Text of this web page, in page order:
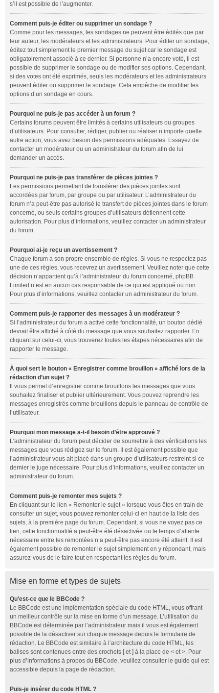
s’il est possible de l’augmenter.
Comment puis-je éditer ou supprimer un sondage ?
Comme pour les messages, les sondages ne peuvent être édités que par
leur auteur, les modérateurs et les administrateurs. Pour éditer un sondage,
éditez tout simplement le premier message du sujet car le sondage est
obligatoirement associé à ce dernier. Si personne n’a encore voté, il est
possible de supprimer le sondage ou de modifier ses options. Cependant,
si des votes ont été exprimés, seuls les modérateurs et les administrateurs
peuvent éditer ou supprimer le sondage. Cela empêche de modifier les
options d’un sondage en cours.
Pourquoi ne puis-je pas accéder à un forum ?
Certains forums peuvent être limités à certains utilisateurs ou groupes
d’utilisateurs. Pour consulter, rédiger, publier ou réaliser n’importe quelle
autre action, vous avez besoin des permissions adéquates. Essayez de
contacter un modérateur ou un administrateur du forum afin de lui
demander un accès.
Pourquoi ne puis-je pas transférer de pièces jointes ?
Les permissions permettant de transférer des pièces jointes sont
accordées par forum, par groupe ou par utilisateur. L’administrateur du
forum n’a peut-être pas autorisé le transfert de pièces jointes dans le forum
concerné, ou seuls certains groupes d’utilisateurs détiennent cette
autorisation. Pour plus d’informations, veuillez contacter un administrateur
du forum.
Pourquoi ai-je reçu un avertissement ?
Chaque forum a son propre ensemble de règles. Si vous ne respectez pas
une de ces règles, vous recevrez un avertissement. Veuillez noter que cette
décision n’appartient qu’à l’administrateur du forum concerné, phpBB
Limited n’est en aucun cas responsable de ce qui est appliqué ou non.
Pour plus d’informations, veuillez contacter un administrateur du forum.
Comment puis-je rapporter des messages à un modérateur ?
Si l’administrateur du forum a activé cette fonctionnalité, un bouton dédié
devrait être affiché à côté du message que vous souhaitez rapporter. En
cliquant sur celui-ci, vous trouverez toutes les étapes nécessaires afin de
rapporter le message.
À quoi sert le bouton « Enregistrer comme brouillon » affiché lors de la
rédaction d’un sujet ?
Il vous permet d’enregistrer comme brouillons les messages que vous
souhaitez finaliser et publier ultérieurement. Vous pouvez reprendre les
messages enregistrés comme brouillons depuis le panneau de contrôle de
l’utilisateur.
Pourquoi mon message a-t-il besoin d’être approuvé ?
L’administrateur du forum peut décider de soumettre à des vérifications les
messages que vous rédigez sur le forum. Il est également possible que
l’administrateur vous ait placé dans un groupe d’utilisateurs restreint si ce
dernier le juge nécessaire. Pour plus d’informations, veuillez contacter un
administrateur du forum.
Comment puis-je remonter mes sujets ?
En cliquant sur le lien « Remonter le sujet » lorsque vous êtes en train de
consulter un sujet, vous pouvez remonter celui-ci en haut de la liste des
sujets, à la première page du forum. Cependant, si vous ne voyez pas ce
lien, cette fonctionnalité a peut-être été désactivée ou le temps d’attente
nécessaire entre les remontées n’a peut-être pas encore été atteint. Il est
également possible de remonter le sujet simplement en y répondant, mais
assurez-vous de le faire tout en respectant les règles du forum.
Mise en forme et types de sujets
Qu’est-ce que le BBCode ?
Le BBCode est une implémentation spéciale du code HTML, vous offrant
un meilleur contrôle sur la mise en forme d’un message. L’utilisation du
BBCode est déterminée par l’administrateur mais il vous est également
possible de la désactiver sur chaque message depuis le formulaire de
rédaction. Le BBCode est similaire à l’architecture du code HTML, les
balises sont contenues entre des crochets [ et ] à la place de < et >. Pour
plus d’informations à propos du BBCode, veuillez consulter le guide qui est
accessible depuis la page de rédaction.
Puis-je insérer du code HTML ?